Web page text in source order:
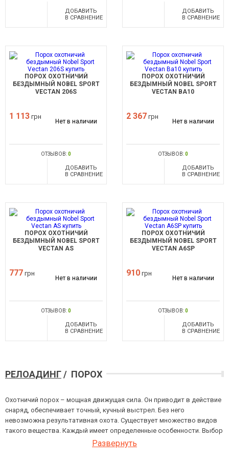
ДОБАВИТЬ
В СРАВНЕНИЕ
ДОБАВИТЬ
В СРАВНЕНИЕ
ПОРОХ ОХОТНИЧИЙ
БЕЗДЫМНЫЙ NOBEL SPORT
VECTAN 206S
1 113 грн
Нет в наличии
ОТЗЫВОВ:0
ДОБАВИТЬ
В СРАВНЕНИЕ
ПОРОХ ОХОТНИЧИЙ
БЕЗДЫМНЫЙ NOBEL SPORT
VECTAN BA10
2 367 грн
Нет в наличии
ОТЗЫВОВ:0
ДОБАВИТЬ
В СРАВНЕНИЕ
ПОРОХ ОХОТНИЧИЙ
БЕЗДЫМНЫЙ NOBEL SPORT
VECTAN AS
777 грн
Нет в наличии
ОТЗЫВОВ:0
ДОБАВИТЬ
В СРАВНЕНИЕ
ПОРОХ ОХОТНИЧИЙ
БЕЗДЫМНЫЙ NOBEL SPORT
VECTAN A6SP
910 грн
Нет в наличии
ОТЗЫВОВ:0
ДОБАВИТЬ
В СРАВНЕНИЕ
РЕЛОАДИНГ/ ПОРОХ
Охотничий порох – мощная движущая сила. Он приводит в действие
снаряд, обеспечивает точный, кучный выстрел. Без него
невозможна результативная охота. Существует множество видов
такого вещества. Каждый имеет определенные особенности. Выбор
наименования – ответственная задача. Ведь от него зависит успех
Развернуть